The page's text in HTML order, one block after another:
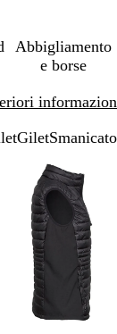
Abbigliamento
e borse
Gilet
può
essere
ingrandita
a
minimo
per
allargare
i
comandi
per
ridurre